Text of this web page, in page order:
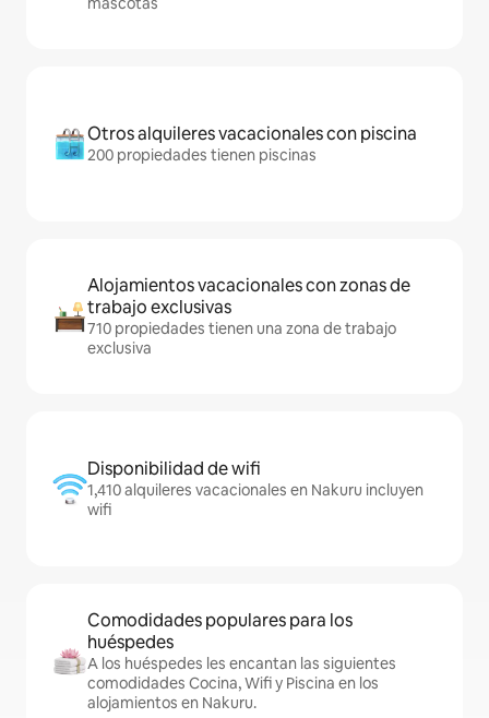
Otros alquileres vacacionales con piscina
200 propiedades tienen piscinas
Alojamientos vacacionales con zonas de
trabajo exclusivas
710 propiedades tienen una zona de trabajo
exclusiva
Disponibilidad de wifi
1,410 alquileres vacacionales en Nakuru incluyen
wifi
Comodidades populares para los
huéspedes
A los huéspedes les encantan las siguientes
comodidades Cocina, Wifi y Piscina en los
alojamientos en Nakuru.